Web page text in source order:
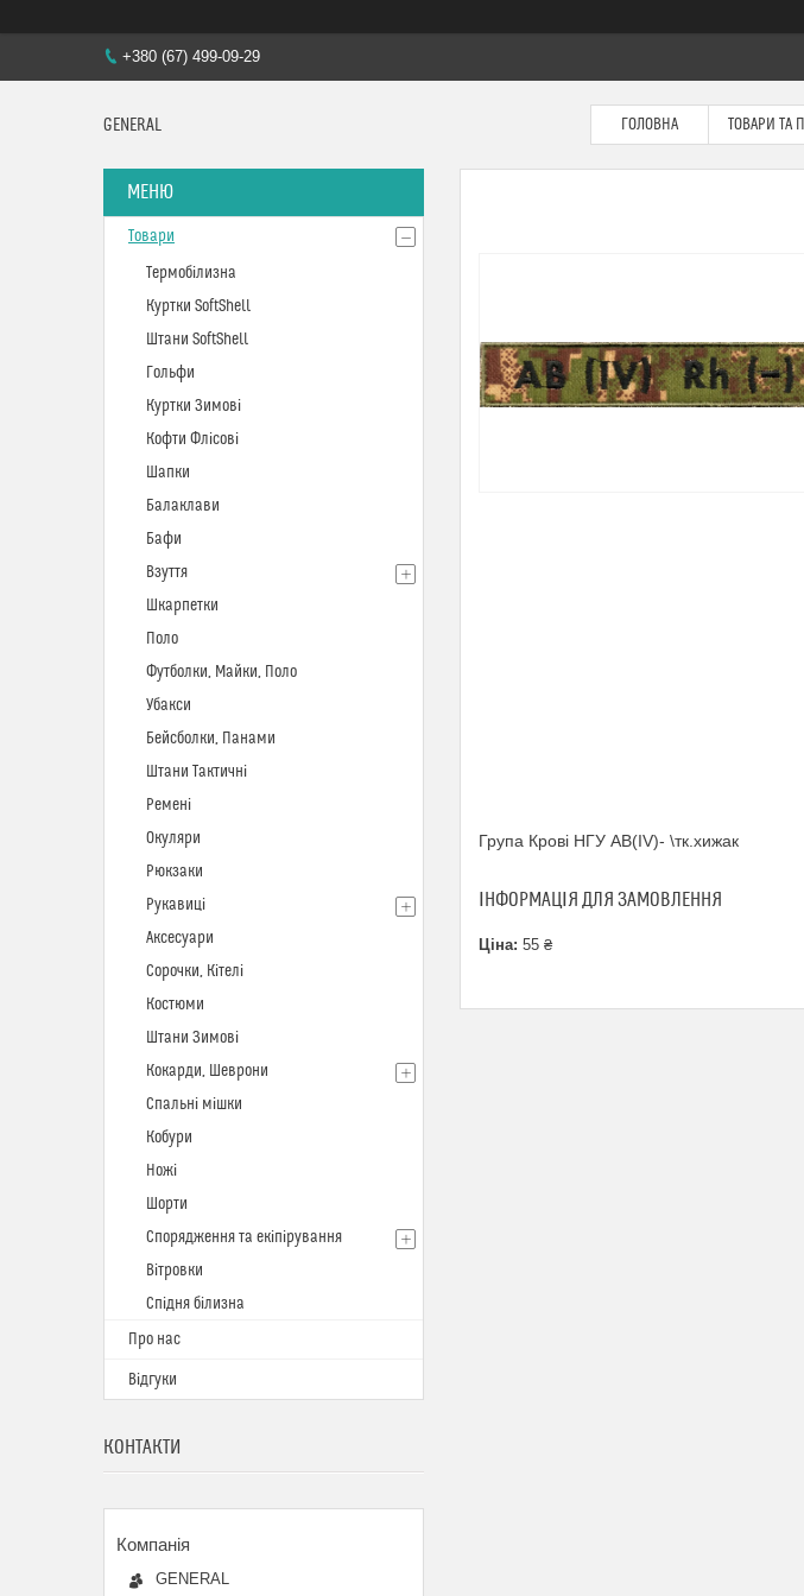
+380 (67) 499-09-29
GENERAL ГОЛОВНА ТОВАРИ ТА
Група Крові НГУ AB(IV)- \тк.хижак
ІНФОРМАЦІЯ ДЛЯ ЗАМОВЛЕННЯ
Ціна: 55 ₴
Товари
Термобілизна
Куртки SoftShell
Штани SoftShell
Гольфи
Куртки Зимові
Кофти Флісові
Шапки
Балаклави
Бафи
Взуття
Шкарпетки
Поло
Футболки, Майки, Поло
Убакси
Бейсболки, Панами
Штани Тактичні
Ремені
Окуляри
Рюкзаки
Рукавиці
Аксесуари
Сорочки, Кітелі
Костюми
Штани Зимові
Кокарди, Шеврони
Спальні мішки
Кобури
Ножі
Шорти
Спорядження та екіпірування
Вітровки
Спідня білизна
Про нас
Відгуки
КОНТАКТИ
GENERAL